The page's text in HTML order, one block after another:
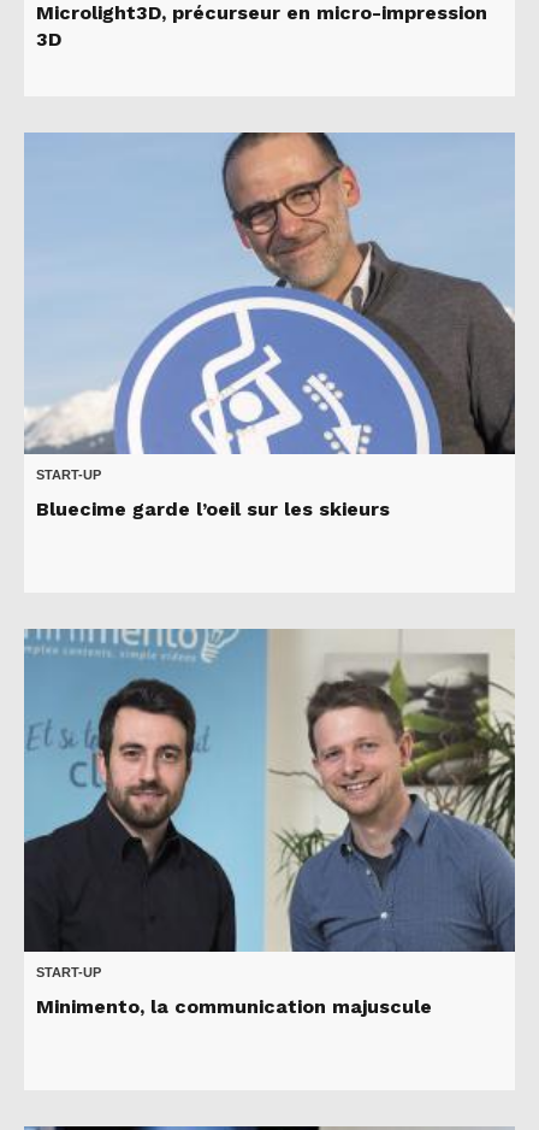
Microlight3D, précurseur en micro-impression
3D
START-UP
Bluecime garde l’oeil sur les skieurs
START-UP
Minimento, la communication majuscule